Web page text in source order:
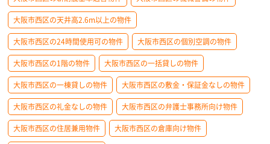
大阪市西区の天井高2.6m以上の物件
大阪市西区の24時間使用可の物件 大阪市西区の個別空調の物件
大阪市西区の1階の物件 大阪市西区の一括貸しの物件
大阪市西区の一棟貸しの物件 大阪市西区の敷金・保証金なしの物件
大阪市西区の礼金なしの物件 大阪市西区の弁護士事務所向け物件
大阪市西区の住居兼用物件 大阪市西区の倉庫向け物件